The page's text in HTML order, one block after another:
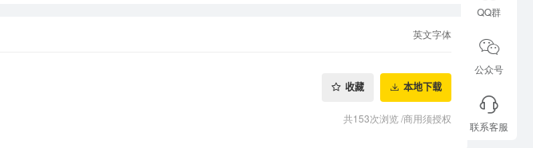
英文字体
收藏 本地下载
共153次浏览/商用须授权
QQ群
公众号
联系客服